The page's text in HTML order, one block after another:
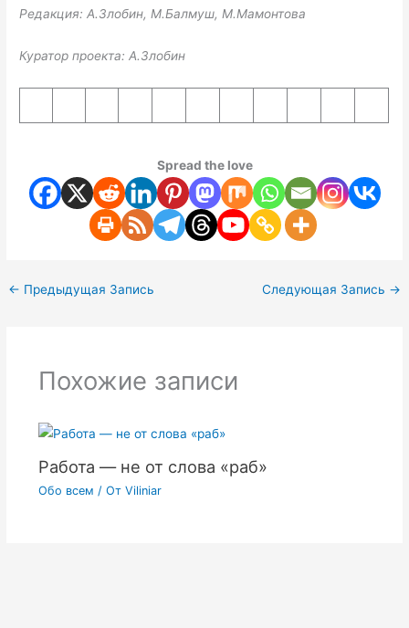
Редакция: А.Злобин, М.Балмуш, М.Мамонтова
Куратор проекта: А.Злобин
Spread the love
← Предыдущая Запись Следующая Запись →
Похожие записи
Работа — не от слова «раб»
Обо всем / От Viliniar